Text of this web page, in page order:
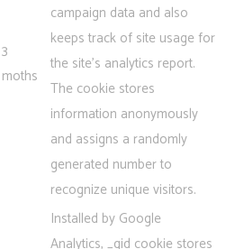
3
moths
campaign data and also
keeps track of site usage for
the site's analytics report.
The cookie stores
information anonymously
and assigns a randomly
generated number to
recognize unique visitors.
Installed by Google
Analytics, _gid cookie stores